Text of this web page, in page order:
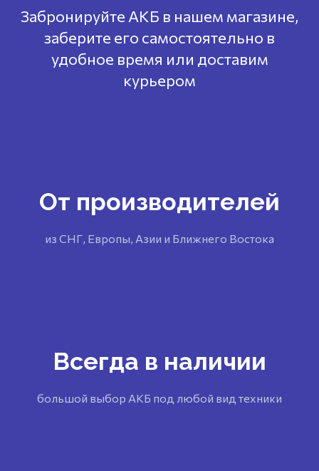
Забронируйте АКБ в нашем магазине,
заберите его самостоятельно в
удобное время или доставим
курьером
От производителей
из СНГ, Европы, Азии и Ближнего Востока
Всегда в наличии
большой выбор АКБ под любой вид техники